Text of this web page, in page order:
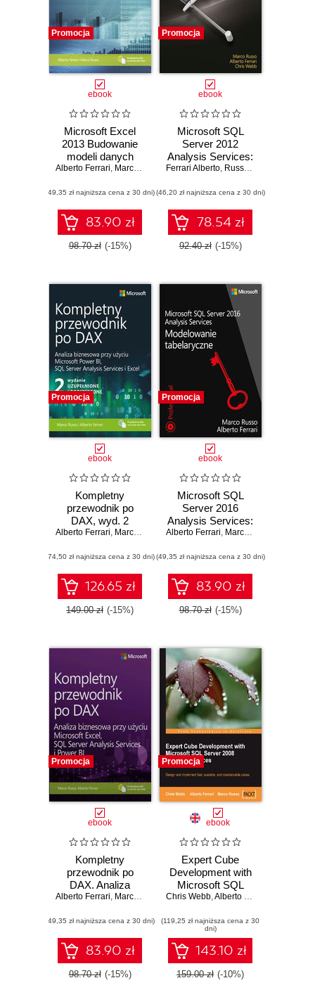
Promocja
ebook
Microsoft Excel
2013 Budowanie
modeli danych
przy użyciu
Alberto Ferrari, Marco Russo
(49,35 zł najniższa cena z 30 dni)
83.90 zł
98.70 zł (-15%)
Promocja
ebook
Microsoft SQL
Server 2012
Analysis Services:
Model
Ferrari Alberto, Russo Marco
(46,20 zł najniższa cena z 30 dni)
78.54 zł
92.40 zł (-15%)
Promocja
ebook
Kompletny
przewodnik po
DAX, wyd. 2
rozszerzone.
przy użyciu
Microsoft Power
BI, SQL Server
Analysis Services i
Excel
Alberto Ferrari, Marco Russo
(74,50 zł najniższa cena z 30 dni)
126.65 zł
149.00 zł (-15%)
Promocja
ebook
Microsoft SQL
Server 2016
Analysis Services:
Modelowanie
Alberto Ferrari, Marco Russo
(49,35 zł najniższa cena z 30 dni)
83.90 zł
98.70 zł (-15%)
Promocja
ebook
Kompletny
przewodnik po
DAX. Analiza
biznesowa przy
Excel, SQL Server
Analysis Services i
Power BI
Alberto Ferrari, Marco Russo
(49,35 zł najniższa cena z 30 dni)
83.90 zł
98.70 zł (-15%)
Promocja
ebook
Expert Cube
Development with
Microsoft SQL
Server 2008
Design and
implement fast,
scalable and
maintainable cubes
with Microsoft SQL
Chris Webb,Alberto Ferrari
(119,25 zł najniższa cena z 30
dni)
143.10 zł
159.00 zł (-10%)